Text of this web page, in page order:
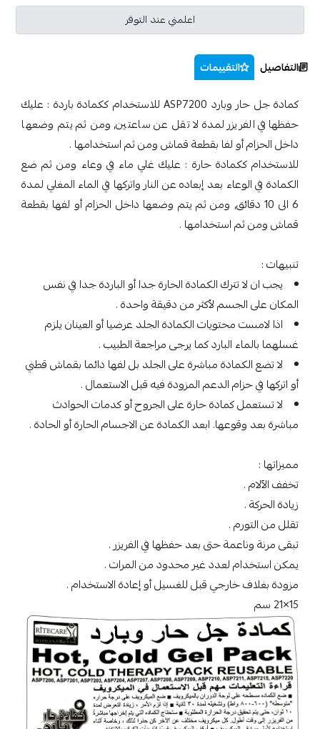
اعلمني عند التوفر
التفاصيل التقييمات
كمادة جل حار وبارد ASP7200 للاستخدام ككمادة باردة : عليك
حفظها في الفريزر لمدة لا تقل عن ساعتين, ومن ثم يتم وضعها
داخل الحزام أو لفا بقطعة قماش ومن ثم استخدامها .
للاستخدام ككمادة حارة : عليك غلي ماء في وعاء ومن ثم ضع
الكمادة في الوعاء بعد إبعاده عن النار واتركها في الماء المغلي لمدة
6 الى 10 دقائق, ومن ثم يتم وضعها داخل الحزام أو لفها بقطعة
قماش ومن ثم استخدامها .
تنبيهات :
يجب ان لا تترك الكمادة الحارة جدا أو الباردة جدا في نفس
المكان على الجسم لأكثر من دقيقة واحدة .
اذا لامست محتويات الكمادة الجلد عرضيا أو العينان يلزم
غسلهما بالماء البارد كما يرجى مراجعة الطبيب .
لا تضع الكمادة مباشرة على الجلد بل لفها دائما بقماش قطني
أو اتركها في حزام الدعم المزودة فيه قبل الاستعمال .
لا تستعمل كمادة حارة على الجروح أو كدمات الحوادث
مباشرة بعد وقوعها. ابعد الكمادة عن الاجسام الحارة أو الحادة .
مميزاتها :
تخفف الآلام .
زيادة الحركة .
تقلل من التورم .
تبقى مرنة وناعمة حتى بعد حفظها في الفريزر .
يمكن استخدام لعدد غير محدود من المرات .
مزودة بغلاف خارجي قبل للغسيل أو إعادة الاستخدام .
15×21 سم